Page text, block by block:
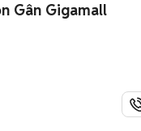
Gân Gigamall